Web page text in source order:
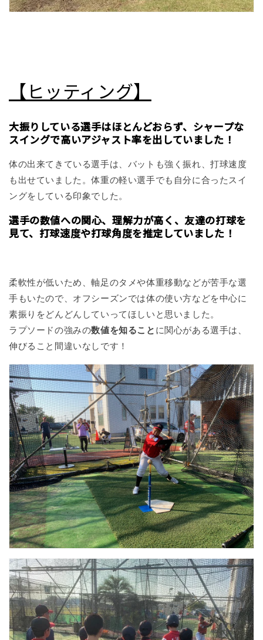
【ヒッティング】
大振りしている選手はほとんどおらず、シャープな
スイングで高いアジャスト率を出していました！
体の出来てきている選手は、バットも強く振れ、打球速度
も出せていました。体重の軽い選手でも自分に合ったスイ
ングをしている印象でした。
選手の数値への関心、理解力が高く、友達の打球を
見て、打球速度や打球角度を推定していました！
柔軟性が低いため、軸足のタメや体重移動などが苦手な選
手もいたので、オフシーズンでは体の使い方などを中心に
素振りをどんどんしていってほしいと思いました。
ラプソードの強みの数値を知ること に関心がある選手は、
伸びること間違いなしです！